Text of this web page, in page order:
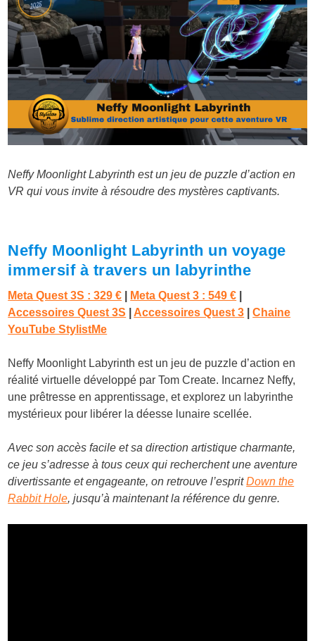
Neffy Moonlight Labyrinth est un jeu de puzzle d’action en
VR qui vous invite à résoudre des mystères captivants.
Neffy Moonlight Labyrinth un voyage
immersif à travers un labyrinthe
Meta Quest 3S : 329 € Meta Quest 3 : 549 €
Accessoires Quest 3S
Accessoires Quest 3 |Chaine
YouTube StylistMe
Neffy Moonlight Labyrinth est un jeu de puzzle d’action en
réalité virtuelle développé par Tom Create. Incarnez Neffy,
une prêtresse en apprentissage, et explorez un labyrinthe
mystérieux pour libérer la déesse lunaire scellée.
Avec son accès facile et sa direction artistique charmante,
ce jeu s’adresse à tous ceux qui recherchent une aventure
divertissante et engageante, on retrouve l’espritDown the
Rabbit Hole, jusqu’à maintenant la référence du genre.